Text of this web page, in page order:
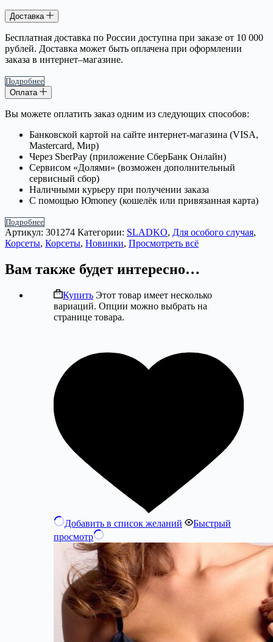
Доставка
Бесплатная доставка по России доступна при заказе от 10 000
рублей. Доставка может быть оплачена при оформлении
заказа в интернет–магазине.
Подробнее
Оплата
Вы можете оплатить заказ одним из следующих способов:
Банковской картой на сайте интернет-магазина (VISA,
Mastercard, Мир)
Через SberPay (приложение СберБанк Онлайн)
Сервисом «Долями» (возможен дополнительный
сервисный сбор)
Наличными курьеру при получении заказа
С помощью Юmoney (кошелёк или привязанная карта)
Подробнее
Артикул: 301274 Категории: SLADKO, Для особого случая,
Корсеты, Корсеты, Новинки, Просмотреть всё
Вам также будет интересно…
Купить Этот товар имеет несколько
вариаций. Опции можно выбрать на
странице товара.
Добавить в список желаний
Быстрый
просмотр